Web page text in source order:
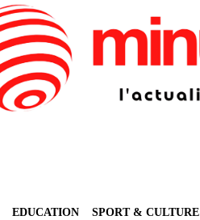
EDUCATION SPORT & CULTURE